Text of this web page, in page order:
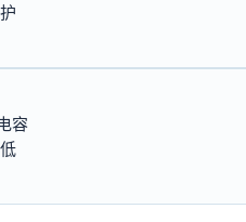
容